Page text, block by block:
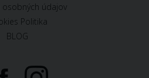
osobných údajov
Politika
BLOG